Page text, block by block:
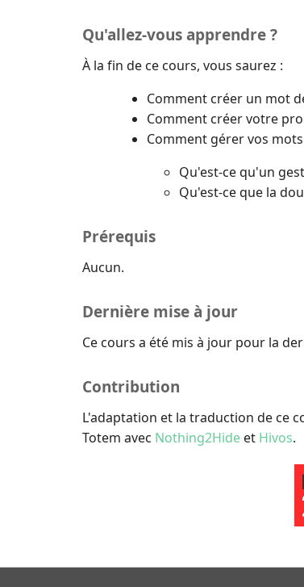
Qu'allez-vous apprendre ?
À la fin de ce cours, vous saurez :
Comment créer un mot
Comment créer votre
Comment gérer vos
Qu'est-ce qu'un
Qu'est-ce que la
Prérequis
Aucun.
Dernière mise à jour
Ce cours a été mis à jour pour la
Contribution
L'adaptation et la traduction de ce
Totem avec Nothing2Hide et Hivos.